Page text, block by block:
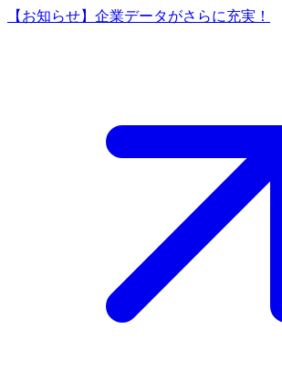
【お知らせ】企業データがさらに充実！